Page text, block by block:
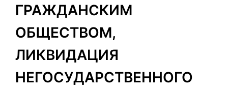
ГРАЖДАНСКИМ
ОБЩЕСТВОМ,
ЛИКВИДАЦИЯ
НЕГОСУДАРСТВЕННОГО